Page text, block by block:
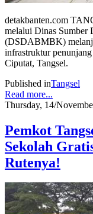
detakbanten.com
melalui Dinas Sumber
(DSDABMBK)
infrastruktur
Ciputat, Tangsel.
Published inTangsel
Read more...
Thursday, 14/
Pemkot
Sekolah
Rutenya!